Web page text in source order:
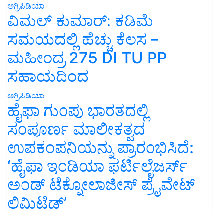
ಅಗ್ರಿಪಿಡಿಯಾ
ವಿಮಲ್ ಕುಮಾರ್: ಕಡಿಮೆ
ಸಮಯದಲ್ಲಿ ಹೆಚ್ಚು ಕೆಲಸ –
ಮಹೀಂದ್ರ 275 DI TU PP
ಸಹಾಯದಿಂದ
ಅಗ್ರಿಪಿಡಿಯಾ
ಹೈಫಾ ಗುಂಪು ಭಾರತದಲ್ಲಿ
ಸಂಪೂರ್ಣ ಮಾಲೀಕತ್ವದ
ಉಪಕಂಪನಿಯನ್ನು ಪ್ರಾರಂಭಿಸಿದೆ:
‘ಹೈಫಾ ಇಂಡಿಯಾ ಫರ್ಟಿಲೈಜರ್ಸ್
ಅಂಡ್ ಟೆಕ್ನೋಲಾಜೀಸ್ ಪ್ರೈವೇಟ್
ಲಿಮಿಟೆಡ್’